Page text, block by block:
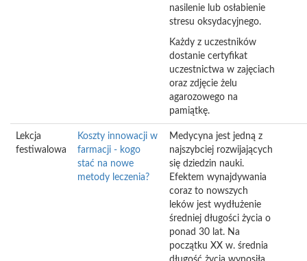
nasilenie lub osłabienie
stresu oksydacyjnego.
Każdy z uczestników
dostanie certyfikat
uczestnictwa w zajęciach
oraz zdjęcie żelu
agarozowego na
pamiątkę.
Lekcja
festiwalowa
Koszty innowacji w
farmacji - kogo
stać na nowe
metody leczenia?
Medycyna jest jedną z
najszybciej rozwijających
się dziedzin nauki.
Efektem wynajdywania
coraz to nowszych
leków jest wydłużenie
średniej długości życia o
ponad 30 lat. Na
początku XX w. średnia